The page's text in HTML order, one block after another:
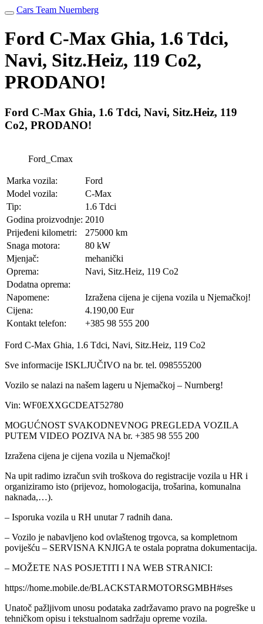
Cars Team Nuernberg
Ford C-Max Ghia, 1.6 Tdci,
Navi, Sitz.Heiz, 119 Co2,
PRODANO!
Ford C-Max Ghia, 1.6 Tdci, Navi, Sitz.Heiz, 119
Co2, PRODANO!
Ford_Cmax
Marka vozila:
Ford
Model vozila:
C-Max
Tip:
1.6 Tdci
Godina proizvodnje: 2010
Prijeđeni kilometri:
275000 km
Snaga motora:
80 kW
Mjenjač:
mehanički
Oprema:
Navi, Sitz.Heiz, 119 Co2
Dodatna oprema:
Napomene:
Izražena cijena je cijena vozila u Njemačkoj!
Cijena:
4.190,00 Eur
Kontakt telefon:
+385 98 555 200
Ford C-Max Ghia, 1.6 Tdci, Navi, Sitz.Heiz, 119 Co2
Sve informacije ISKLJUČIVO na br. tel. 098555200
Vozilo se nalazi na našem lageru u Njemačkoj – Nurnberg!
Vin: WF0EXXGCDEAT52780
MOGUĆNOST SVAKODNEVNOG PREGLEDA VOZILA
PUTEM VIDEO POZIVA NA br. +385 98 555 200
Izražena cijena je cijena vozila u Njemačkoj!
Na upit radimo izračun svih troškova do registracije vozila u HR i
organiziramo isto (prijevoz, homologacija, trošarina, komunalna
naknada,…).
– Isporuka vozila u RH unutar 7 radnih dana.
– Vozilo je nabavljeno kod ovlaštenog trgovca, sa kompletnom
poviješću – SERVISNA KNJIGA te ostala popratna dokumentacija.
– MOŽETE NAS POSJETITI I NA WEB STRANICI:
https://home.mobile.de/BLACKSTARMOTORSGMBH#ses
Unatoč pažljivom unosu podataka zadržavamo pravo na pogreške u
tehničkom opisu i tekstualnom sadržaju opreme vozila.